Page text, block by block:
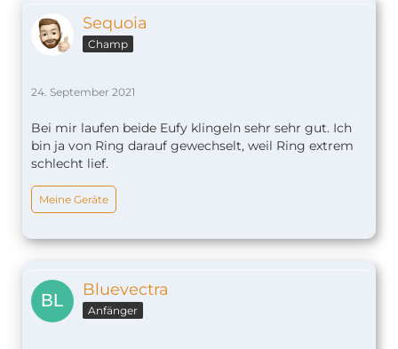
Sequoia
Champ
24. September 2021
Bei mir laufen beide Eufy klingeln sehr sehr gut. Ich
bin ja von Ring darauf gewechselt, weil Ring extrem
schlecht lief.
Meine Geräte
Bluevectra
Anfänger